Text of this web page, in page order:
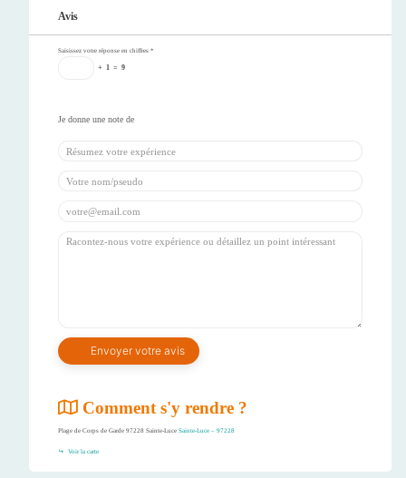
Avis
Saisissez votre réponse en chiffres *
+ 1 = 9
Comment s'y rendre ?
Plage de Corps de Garde 97228 Sainte-Luce Sainte-Luce – 97228
Voir la carte